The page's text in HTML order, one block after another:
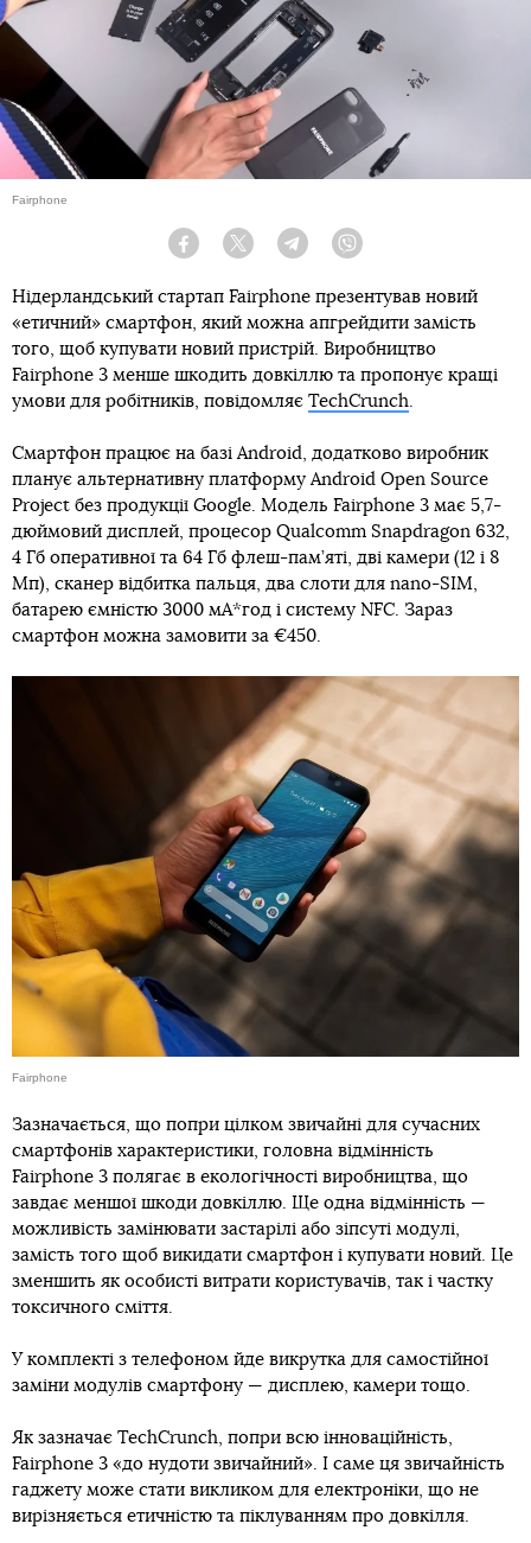
Fairphone
Facebook Twitter Telegram
Нідерландський стартап Fairphone презентував новий
«етичний» смартфон, який можна апгрейдити замість
того, щоб купувати новий пристрій. Виробництво
Fairphone 3 менше шкодить довкіллю та пропонує кращі
умови для робітників, повідомляє TechCrunch.
Смартфон працює на базі Android, додатково виробник
планує альтернативну платформу Android Open Source
Project без продукції Google. Модель Fairphone 3 має 5,7-
дюймовий дисплей, процесор Qualcomm Snapdragon 632,
4 Гб оперативної та 64 Гб флеш-пам’яті, дві камери (12 і 8
Мп), сканер відбитка пальця, два слоти для nano-SIM,
батарею ємністю 3000 мА*год і систему NFC. Зараз
смартфон можна замовити за €450.
Fairphone
Зазначається, що попри цілком звичайні для сучасних
смартфонів характеристики, головна відмінність
Fairphone 3 полягає в екологічності виробництва, що
завдає меншої шкоди довкіллю. Ще одна відмінність —
можливість замінювати застарілі або зіпсуті модулі,
замість того щоб викидати смартфон і купувати новий. Це
зменшить як особисті витрати користувачів, так і частку
токсичного сміття.
У комплекті з телефоном йде викрутка для самостійної
заміни модулів смартфону — дисплею, камери тощо.
Як зазначає TechCrunch, попри всю інноваційність,
Fairphone 3 «до нудоти звичайний». І саме ця звичайність
гаджету може стати викликом для електроніки, що не
вирізняється етичністю та піклуванням про довкілля.